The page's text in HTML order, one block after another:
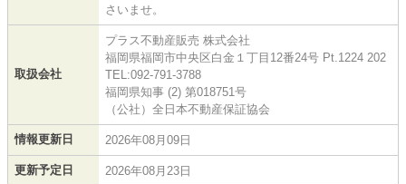
さいませ。
取扱会社
プラス不動産販売 株式会社
福岡県福岡市中央区白金１丁目12番24号 Pt.1224 202
TEL:092-791-3788
福岡県知事 (2) 第018751号
（公社）全日本不動産保証協会
情報更新日 2026年08月09日
更新予定日 2026年08月23日